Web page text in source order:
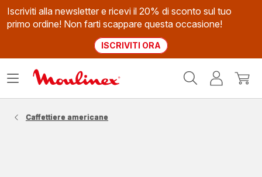
Iscriviti alla newsletter e ricevi il 20% di sconto sul tuo
primo ordine! Non farti scappare questa occasione!
ISCRIVITI ORA
Il
Apri
Caffettiere americane